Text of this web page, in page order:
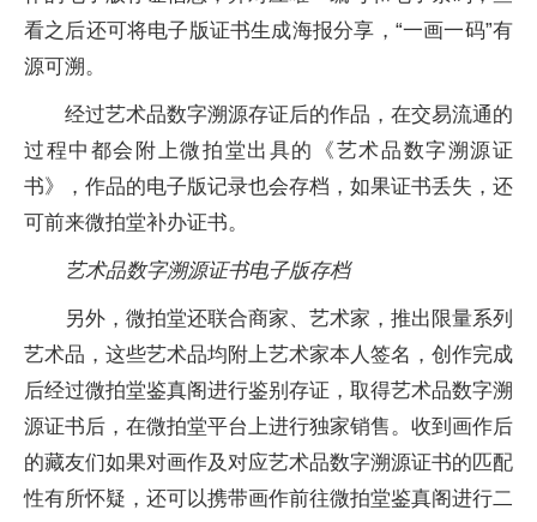
看之后还可将电子版证书生成海报分享，“一画一码”有
源可溯。
经过艺术品数字溯源存证后的作品，在交易流通的
过程中都会附上微拍堂出具的《艺术品数字溯源证
书》，作品的电子版记录也会存档，如果证书丢失，还
可前来微拍堂补办证书。
艺术品数字溯源证书电子版存档
另外，微拍堂还联合商家、艺术家，推出限量系列
艺术品，这些艺术品均附上艺术家本人签名，创作完成
后经过微拍堂鉴真阁进行鉴别存证，取得艺术品数字溯
源证书后，在微拍堂平台上进行独家销售。收到画作后
的藏友们如果对画作及对应艺术品数字溯源证书的匹配
性有所怀疑，还可以携带画作前往微拍堂鉴真阁进行二